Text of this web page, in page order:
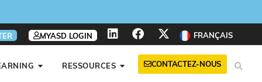
MYASD LOGIN FRANÇAIS
RESSOURCES CONTACTEZ-NOUS